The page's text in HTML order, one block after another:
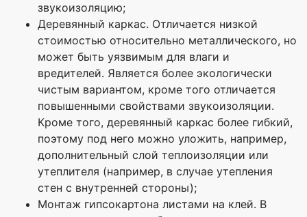
звукоизоляцию;
Деревянный каркас. Отличается низкой
стоимостью относительно металлического, но
может быть уязвимым для влаги и
вредителей. Является более экологически
чистым вариантом, кроме того отличается
повышенными свойствами звукоизоляции.
Кроме того, деревянный каркас более гибкий,
поэтому под него можно уложить, например,
дополнительный слой теплоизоляции или
утеплителя (например, в случае утепления
стен с внутренней стороны);
Монтаж гипсокартона листами на клей. В